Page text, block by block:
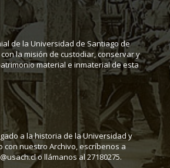
de la Universidad de Santiago de
la misión de custodiar, conservar y
material e inmaterial de esta
a la historia de la Universidad y
con nuestro Archivo, escríbenos a
o llámanos al 27180275.